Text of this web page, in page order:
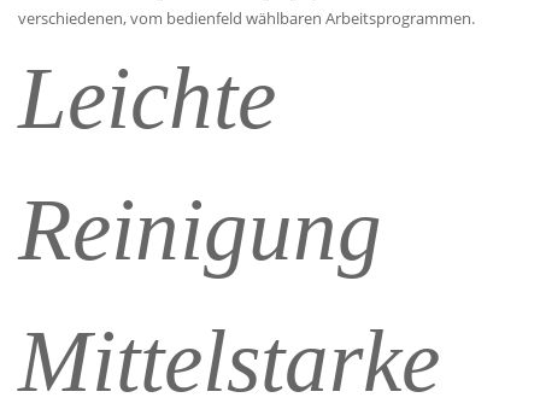
verschiedenen, vom bedienfeld wählbaren Arbeitsprogrammen.
Leichte
Reinigung
Mittelstarke